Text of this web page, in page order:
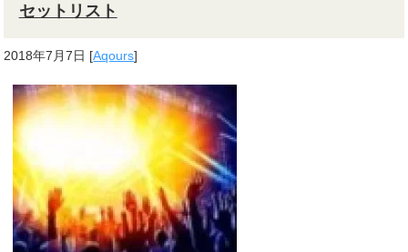
セットリスト
2018年7月7日 [Aqours]